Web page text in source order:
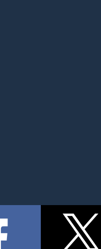
и семье. Семейный